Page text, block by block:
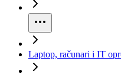
Laptop, računari i IT